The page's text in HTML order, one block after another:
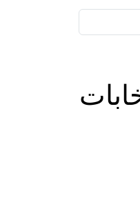
الانتخابات